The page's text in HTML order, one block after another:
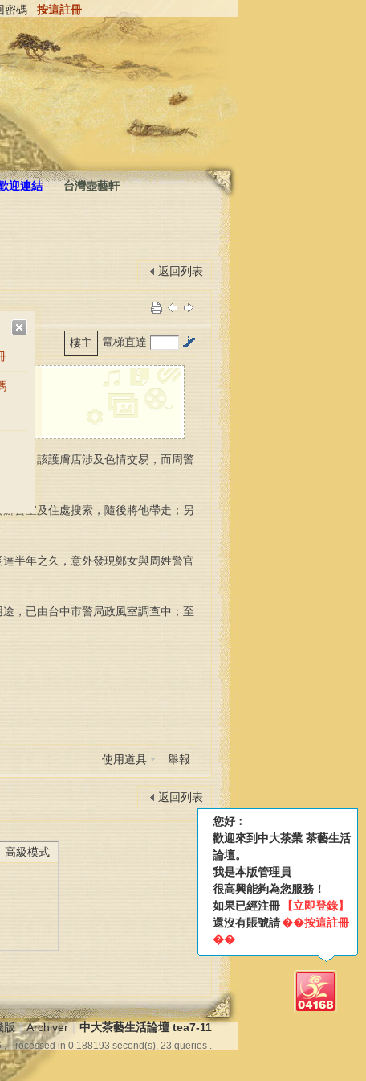
密碼 按這註冊
迎連結 台灣壺藝軒
返回列表
電梯直達
樓主
示，該護膚店涉及色情交易，而周警
公室及住處搜索，隨後將他帶走；另
半年之久，意外發現鄭女與周姓警官
，已由台中市警局政風室調查中；至
使用道具 舉報
返回列表
高級模式
您好︰
歡迎來到中大茶業 茶藝生活
論壇。
我是本版管理員
很高興能夠為您服務！
如果已經注冊
【立即登錄】
還沒有賬號請��按這註冊
��
版 | Archiver 中大茶藝生活論壇 tea7-11
, Processed in 0.188193 second(s), 23 queries .